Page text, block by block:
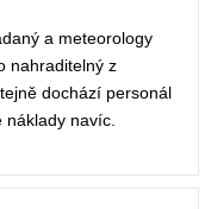
a meteorology
nahraditelný z
dochází personál
náklady navíc.